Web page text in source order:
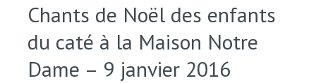
Chants de Noël des enfants
du caté à la Maison Notre
Dame – 9 janvier 2016